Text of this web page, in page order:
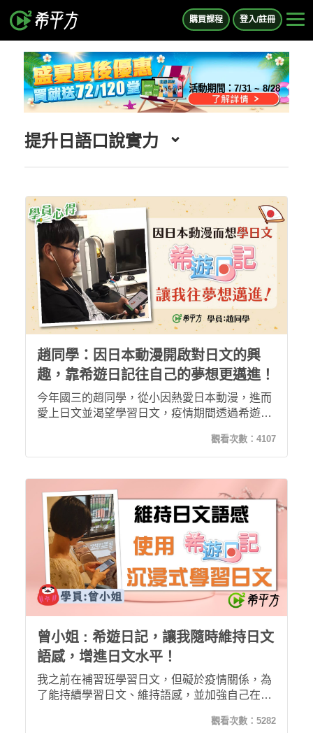
購買課程 登入/註冊
活動期間：7/31 ~ 8/28
提升日語口說實力
趙同學：因日本動漫開啟對日文的興
趣，靠希遊日記往自己的夢想更邁進！
今年國三的趙同學，從小因熱愛日本動漫，進而
愛上日文並渴望學習日文，疫情期間透過希遊日
的基礎，更打開他學習的熱忱與目標，期許自己
未來日文能更上一層樓，朝繪製日本動漫的目標
觀看次數： 4107
曾小姐 : 希遊日記，讓我隨時維持日文
語感，增進日文水平！
我之前在補習班學習日文，但礙於疫情關係，為
了能持續學習日文、維持語感，並加強自己在聽
方一希遊日記，跟傳統的語言學習方式相當不
觀看次數： 5282